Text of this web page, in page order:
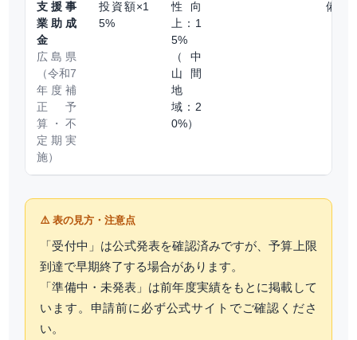
支援事
業助成
金
広島県
（令和7
年度補
正予
算・不
定期実
施）
投資額×1
5%
性向
上：1
5%
（中
山間
地
域：2
0%）
備
⚠️ 表の見方・注意点
「受付中」は公式発表を確認済みですが、予算上限
到達で早期終了する場合があります。
「準備中・未発表」は前年度実績をもとに掲載して
います。申請前に必ず公式サイトでご確認くださ
い。